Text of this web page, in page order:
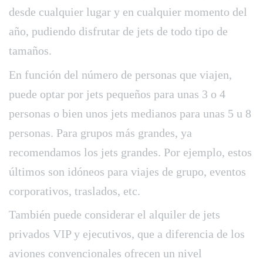
desde cualquier lugar y en cualquier momento del
año, pudiendo disfrutar de jets de todo tipo de
tamaños.
En función del número de personas que viajen,
puede optar por jets pequeños para unas 3 o 4
personas o bien unos jets medianos para unas 5 u 8
personas. Para grupos más grandes, ya
recomendamos los jets grandes. Por ejemplo, estos
últimos son idóneos para viajes de grupo, eventos
corporativos, traslados, etc.
También puede considerar el alquiler de jets
privados VIP y ejecutivos, que a diferencia de los
aviones convencionales ofrecen un nivel